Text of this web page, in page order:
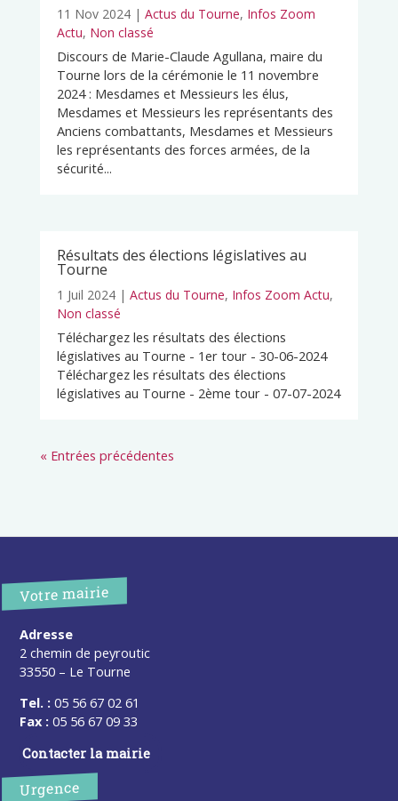
11 Nov 2024| Actus du Tourne, Infos Zoom
Actu, Non classé
Discours de Marie-Claude Agullana, maire du
Tourne lors de la cérémonie le 11 novembre
2024 : Mesdames et Messieurs les élus,
Mesdames et Messieurs les représentants des
Anciens combattants, Mesdames et Messieurs
les représentants des forces armées, de la
sécurité...
Résultats des élections législatives au
Tourne
1 Juil 2024| Actus du Tourne, Infos Zoom Actu,
Non classé
Téléchargez les résultats des élections
législatives au Tourne - 1er tour - 30-06-2024
Téléchargez les résultats des élections
législatives au Tourne - 2ème tour - 07-07-2024
« Entrées précédentes
Votre mairie
Adresse
2 chemin de peyroutic
33550 – Le Tourne
Tel. : 05 56 67 02 61
Fax : 05 56 67 09 33
Contacter la mairie
Urgence